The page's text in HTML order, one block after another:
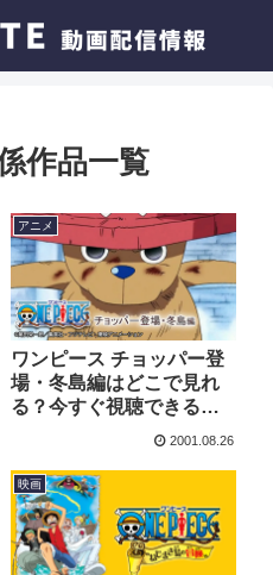
作品一覧
アニメ
ワンピース チョッパー登
場・冬島編はどこで見れ
る？今すぐ視聴できる動
画配信サービスを紹介！
2001.08.26
映画